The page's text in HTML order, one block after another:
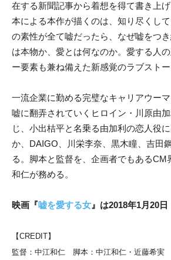
在する新聞記事から着想を得て書き上
本による本作が描くのは、知り尽くし
の素性が全て嘘だったら、なぜ嘘をつ
は本物か、愛とは何なのか。愛する人
ー要素も兼ね備えた新感覚のラブストー
一流企業に勤める完璧なキャリアウー
嘘に翻弄されていくヒロイン・川原由
じ、小出桔平と名乗る由加利の恋人役
か、DAIGO、川栄李奈、黒木瞳、吉田
る。脚本と監督を、企画者でもあるCM
和仁が務める。
映画『嘘を愛する女 』は2018年1月20
【CREDIT】
監督：中江和仁 脚本：中江和仁・近藤希実